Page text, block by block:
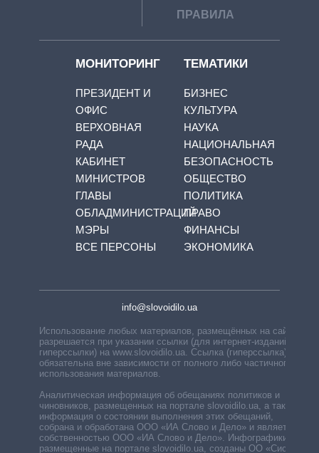
ПРАВИЛА
МОНИТОРИНГ
ПРЕЗИДЕНТ И
ОФИС
ВЕРХОВНАЯ
РАДА
КАБИНЕТ
МИНИСТРОВ
ГЛАВЫ
ОБЛАДМИНИСТРАЦИЙ
МЭРЫ
ВСЕ ПЕРСОНЫ
ТЕМАТИКИ
БИЗНЕС
КУЛЬТУРА
НАУКА
НАЦИОНАЛЬНАЯ
БЕЗОПАСНОСТЬ
ОБЩЕСТВО
ПОЛИТИКА
ПРАВО
ФИНАНСЫ
ЭКОНОМИКА
info@slovoidilo.ua
Использование любых материалов, размещённых на сайте,
разрешается при указании ссылки (для интернет-изданий —
гиперссылки) на www.slovoidilo.ua. Ссылка (гиперссылка)
обязательна вне зависимости от полного либо частичного
использования материалов.
Аналитическая информация об обещаниях политиков и
чиновников, размещенных на портале slovoidilo.ua, а также
информация о состоянии выполнения этих обещаний,
собрана и обработана ООО «ИА Слово и Дело» и является
собственностью ООО «ИА Слово и Дело». Инфографики,
размещенные на портале slovoidilo.ua, созданы ОО «Система